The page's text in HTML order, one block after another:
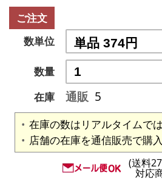
ご注文
数単位
数量
在庫
通販 5
在庫の数はリアルタイムで
店舗の在庫を通信販売で購
(送料
対応